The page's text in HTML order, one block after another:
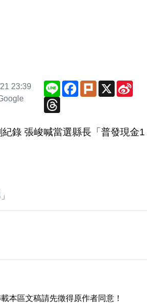
23:39
Line Facebook
Plurk X
錄 張峻喊當選縣長「普發現金1
本區文稿請先徵得原作者同意！